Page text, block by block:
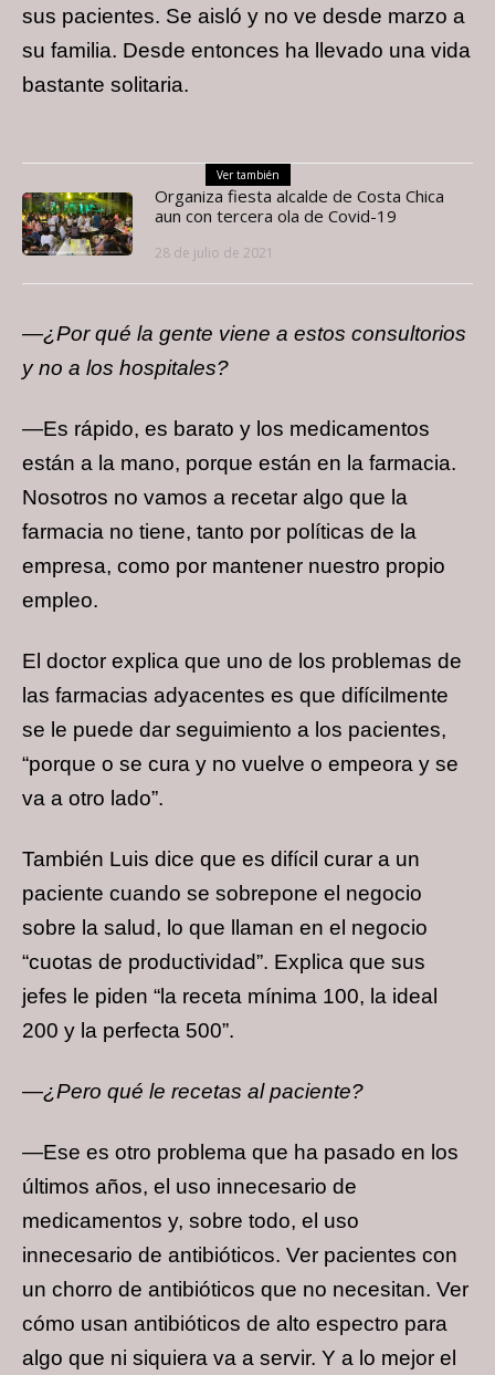
sus pacientes. Se aisló y no ve desde marzo a
su familia. Desde entonces ha llevado una vida
bastante solitaria.
Ver también
Organiza fiesta alcalde de Costa Chica
aun con tercera ola de Covid-19
28 de julio de 2021
—¿Por qué la gente viene a estos consultorios
y no a los hospitales?
—Es rápido, es barato y los medicamentos
están a la mano, porque están en la farmacia.
Nosotros no vamos a recetar algo que la
farmacia no tiene, tanto por políticas de la
empresa, como por mantener nuestro propio
empleo.
El doctor explica que uno de los problemas de
las farmacias adyacentes es que difícilmente
se le puede dar seguimiento a los pacientes,
“porque o se cura y no vuelve o empeora y se
va a otro lado”.
También Luis dice que es difícil curar a un
paciente cuando se sobrepone el negocio
sobre la salud, lo que llaman en el negocio
“cuotas de productividad”. Explica que sus
jefes le piden “la receta mínima 100, la ideal
200 y la perfecta 500”.
—¿Pero qué le recetas al paciente?
—Ese es otro problema que ha pasado en los
últimos años, el uso innecesario de
medicamentos y, sobre todo, el uso
innecesario de antibióticos. Ver pacientes con
un chorro de antibióticos que no necesitan. Ver
cómo usan antibióticos de alto espectro para
algo que ni siquiera va a servir. Y a lo mejor el